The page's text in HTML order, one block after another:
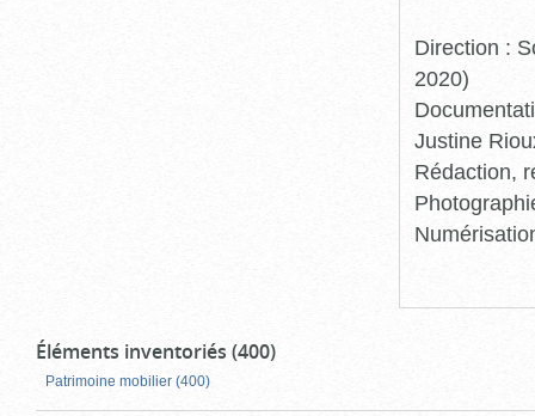
Direction :
2020)
Justine
Rédaction,
Éléments inventoriés (400)
Patrimoine mobilier (400)